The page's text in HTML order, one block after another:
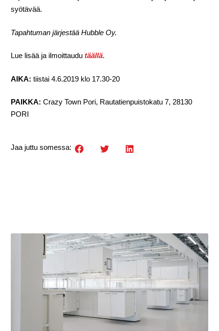
syötävää.
Tapahtuman järjestää Hubble Oy.
Lue lisää ja ilmoittaudutäällä.
AIKA: tiistai 4.6.2019 klo 17.30-20
PAIKKA: Crazy Town Pori, Rautatienpuistokatu 7, 28130
PORI
Jaa juttu somessa: